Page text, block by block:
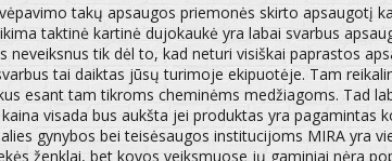
takų apsaugos priemonės skirto apsaugotį
taktinė kartinė dujokaukė yra labai svarbus
tik dėl to, kad neturi visiškai paprastos
tai daiktas jūsų turimoje ekipuotėje. Tam
esant tam tikroms cheminėms medžiagoms. Tad
visada bus aukšta jei produktas yra
gynybos bei teisėsaugos institucijoms MIRA yra
ženklai, bet kovos veiksmuose jų gaminiai nėra